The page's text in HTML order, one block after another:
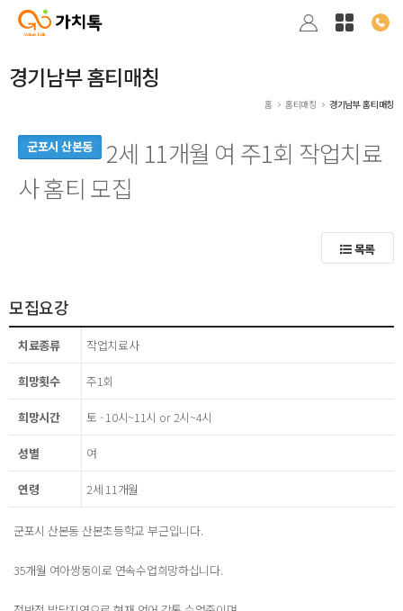
경기남부 홈티매칭
홈 홈티매칭 경기남부 홈티매칭
군포시 산본동
2세 11개월 여 주1회 작업치료
사 홈티 모집
목록
모집요강
치료종류 작업치료사
희망횟수 주1회
희망시간 토 - 10시~11시 or 2시~4시
성별 여
연령 2세 11개월
군포시 산본동 산본초등학교 부근입니다.
35개월 여아쌍둥이로 연속수업희망하십니다.